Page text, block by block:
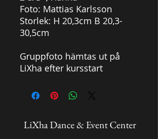
Foto: Mattias Karlsson
Storlek: H 20,3cm B 20,3-
30,5cm
Gruppfoto hämtas ut på
LiXha efter kursstart
LiXha Dance & Event Center